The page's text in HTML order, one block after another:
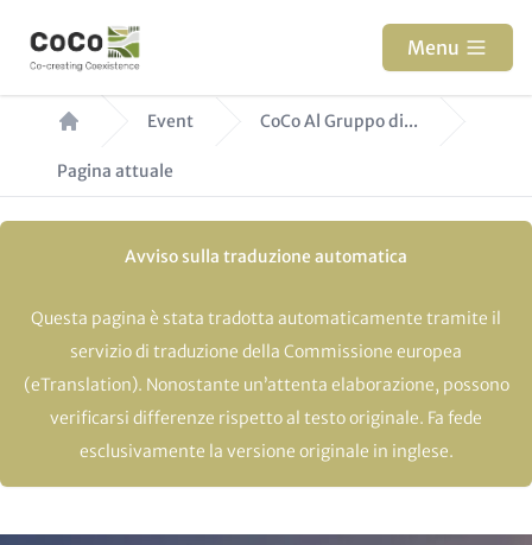
principale
Menu
Briciole
Event CoCo Al Gruppo di...
Pagina attuale
Avviso sulla traduzione automatica
Questa pagina è stata tradotta automaticamente tramite il
servizio di traduzione della Commissione europea
(eTranslation). Nonostante un’attenta elaborazione, possono
verificarsi differenze rispetto al testo originale. Fa fede
esclusivamente la versione originale in inglese.